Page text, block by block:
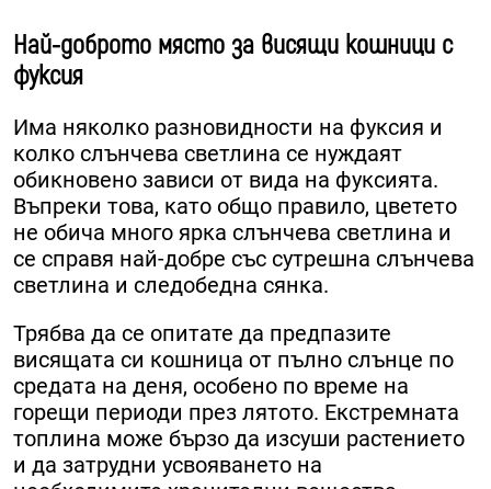
Най-доброто място за висящи кошници с
фуксия
Има няколко разновидности на фуксия и
колко слънчева светлина се нуждаят
обикновено зависи от вида на фуксията.
Въпреки това, като общо правило, цветето
не обича много ярка слънчева светлина и
се справя най-добре със сутрешна слънчева
светлина и следобедна сянка.
Трябва да се опитате да предпазите
висящата си кошница от пълно слънце по
средата на деня, особено по време на
горещи периоди през лятото. Екстремната
топлина може бързо да изсуши растението
и да затрудни усвояването на